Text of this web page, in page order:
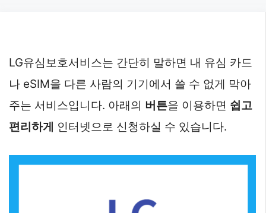
LG유심보호서비스는 간단히 말하면 내 유심 카드
나 eSIM을 다른 사람의 기기에서 쓸 수 없게 막아
주는 서비스입니다. 아래의 버튼을 이용하면 쉽고
편리하게 인터넷으로 신청하실 수 있습니다.